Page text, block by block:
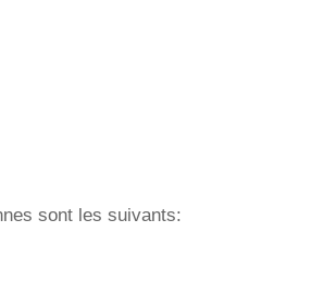
sont les suivants: